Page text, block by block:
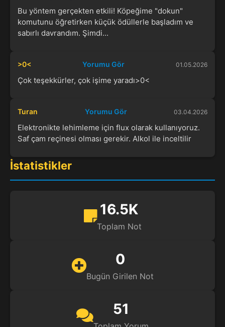
Bu yöntem gerçekten etkili! Köpeğime "dokun"
komutunu öğretirken küçük ödüllerle başladım ve
sabırlı davrandım. Şimdi...
>0< Yorumu Gör 01.05.2026
Çok teşekkürler, çok işime yaradı>0<
Turan Yorumu Gör 03.04.2026
Elektronikte lehimleme için flux olarak kullanıyoruz.
Saf çam reçinesi olması gerekir. Alkol ile inceltilir
İstatistikler
16.5K
Toplam Not
0
Bugün Girilen Not
51